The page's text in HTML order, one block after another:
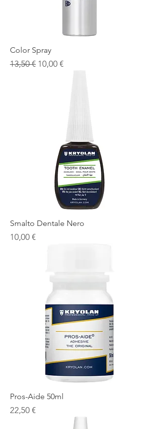
Color Spray
Prezzo regolare
13,50 € Prezzo scontato
10,00 €
Smalto Dentale Nero
Prezzo
10,00 €
Pros-Aide 50ml
Prezzo
22,50 €